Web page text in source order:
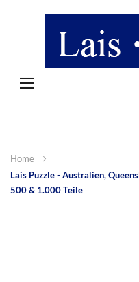
Navigation
Home
Lais Puzzle - Australien,
500 & 1.000 Teile